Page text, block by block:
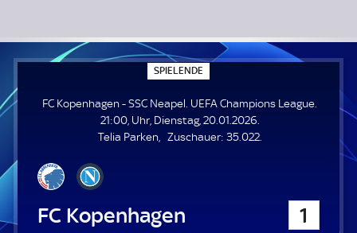
FC Kopenhagen - SSC Neapel; UEFA Champions League
SPIELENDE
P
E
L
E
N
FC Kopenhagen - SSC Neapel. UEFA Champions League.
21:00, Uhr, Dienstag, 20.01.2026.
Telia Parken
Zuschauer: Z
35.022.
FC Kopenhagen 1